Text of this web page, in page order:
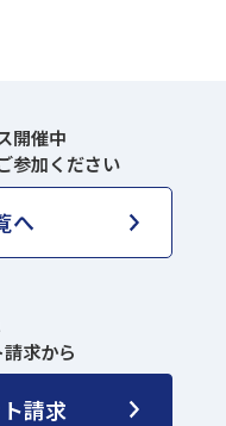
開催中
参加ください
へ
求から
請求